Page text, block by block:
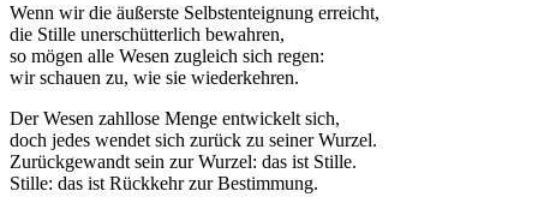
Wenn wir die äußerste Selbstenteignung erreicht,
die Stille unerschütterlich bewahren,
so mögen alle Wesen zugleich sich regen:
wir schauen zu, wie sie wiederkehren.
Der Wesen zahllose Menge entwickelt sich,
doch jedes wendet sich zurück zu seiner Wurzel.
Zurückgewandt sein zur Wurzel: das ist Stille.
Stille: das ist Rückkehr zur Bestimmung.